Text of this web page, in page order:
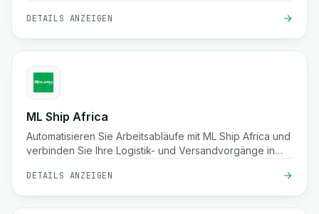
DETAILS ANZEIGEN
ML Ship Africa
Automatisieren Sie Arbeitsabläufe mit ML Ship Africa und
verbinden Sie Ihre Logistik- und Versandvorgänge in
DETAILS ANZEIGEN